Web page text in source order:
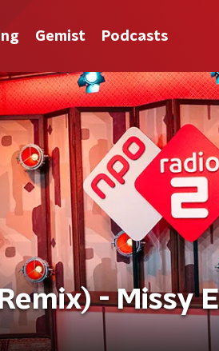
Gemist Podcasts
- Missy